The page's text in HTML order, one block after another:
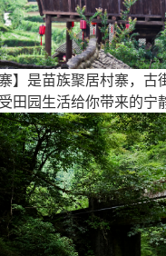
寨】是苗族聚居村寨，
田园生活给你带来的宁